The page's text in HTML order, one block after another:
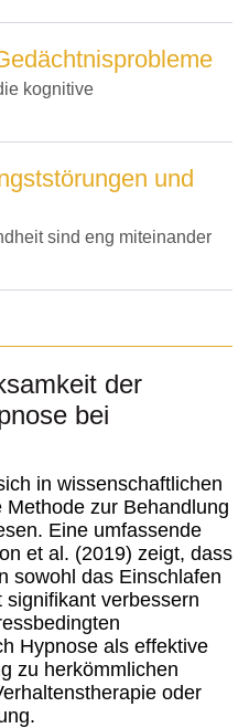
kognitive
und
sind eng miteinander
der
bei
in wissenschaftlichen
zur Behandlung
Eine umfassende
et al. (2019) zeigt, dass
sowohl das Einschlafen
verbessern
Hypnose als effektive
zu herkömmlichen
oder